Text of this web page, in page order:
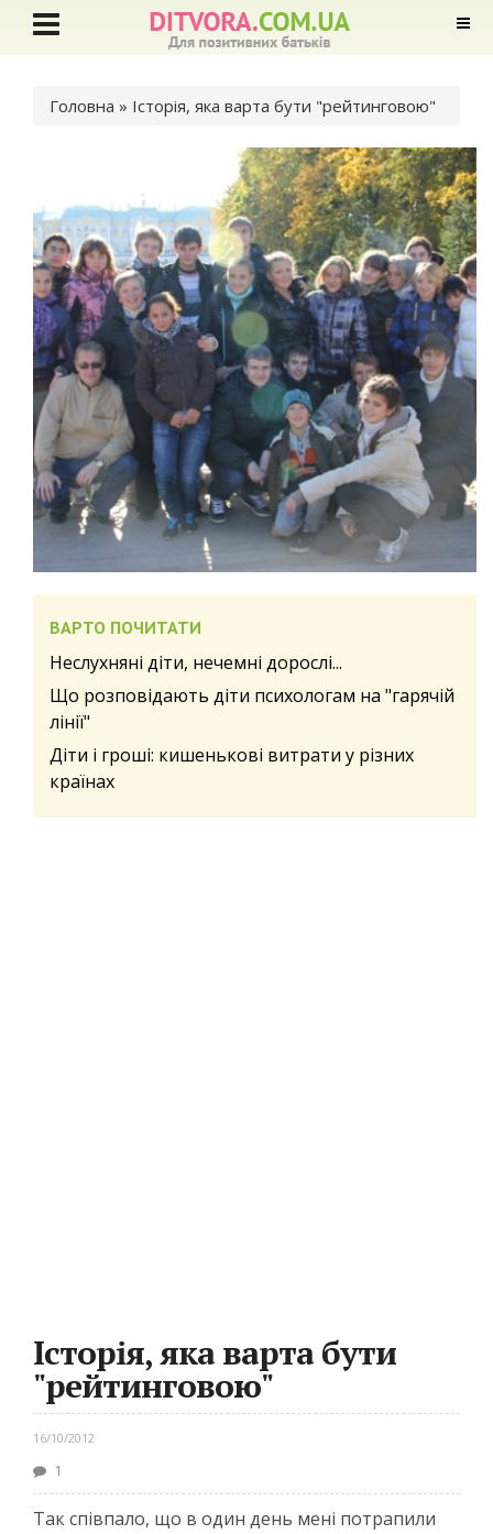
Ви є тут
Головна » Історія, яка варта бути "рейтинговою"
ВАРТО ПОЧИТАТИ
Неслухняні діти, нечемні дорослі...
Що розповідають діти психологам на "гарячій
лінії"
Діти і гроші: кишенькові витрати у різних
країнах
Історія, яка варта бути
"рейтинговою"
16/10/2012
1
Так співпало, що в один день мені потрапили